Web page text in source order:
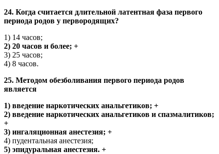
24. Когда считается длительной латентная фаза первого
периода родов у первородящих?
1) 14 часов;
2) 20 часов и более; +
3) 25 часов;
4) 8 часов.
25. Методом обезболивания первого периода родов
является
1) введение наркотических анальгетиков; +
2) введение наркотических анальгетиков и спазмалитиков;
+
3) ингаляционная анестезия; +
4) пудентальная анестезия;
5) эпидуральная анестезия. +